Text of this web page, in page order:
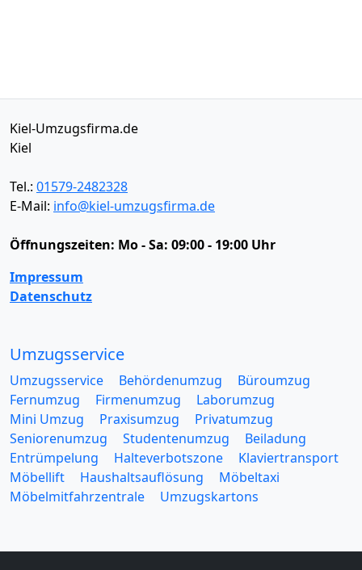
Kiel-Umzugsfirma.de
Kiel
Tel.: 01579-2482328
E-Mail: info@kiel-umzugsfirma.de
Öffnungszeiten: Mo - Sa: 09:00 - 19:00 Uhr
Impressum
Datenschutz
Umzugsservice
Umzugsservice Behördenumzug
Büroumzug
Fernumzug
Firmenumzug
Laborumzug
Mini Umzug
Praxisumzug
Privatumzug
Seniorenumzug
Studentenumzug
Beiladung
Entrümpelung
Halteverbotszone
Klaviertransport
Möbellift
Haushaltsauflösung
Möbeltaxi
Möbelmitfahrzentrale
Umzugskartons